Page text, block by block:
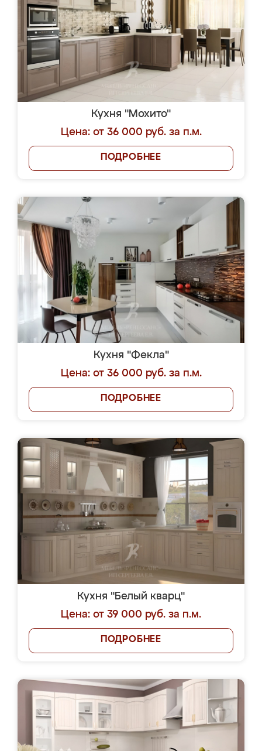
Кухня "Мохито"
Цена: от 36 000 руб. за п.м.
ПОДРОБНЕЕ
Кухня "Фекла"
Цена: от 36 000 руб. за п.м.
ПОДРОБНЕЕ
Кухня "Белый кварц"
Цена: от 39 000 руб. за п.м.
ПОДРОБНЕЕ